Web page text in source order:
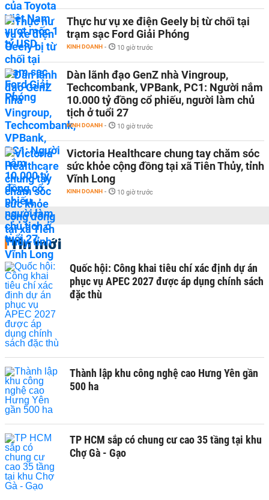
Thực hư vụ xe điện Geely bị từ chối tại
trạm sạc Ford Giải Phóng
KINH DOANH - 10 giờ trước
Dàn lãnh đạo GenZ nhà Vingroup,
Techcombank, VPBank, PC1: Người nắm
10.000 tỷ đồng cổ phiếu, người làm chủ
tịch ở tuổi 27
KINH DOANH - 10 giờ trước
Victoria Healthcare chung tay chăm sóc
sức khỏe cộng đồng tại xã Tiên Thủy, tỉnh
Vĩnh Long
KINH DOANH - 10 giờ trước
Tin mới
Quốc hội: Công khai tiêu chí xác định dự án
phục vụ APEC 2027 được áp dụng chính sách
đặc thù
Thành lập khu công nghệ cao Hưng Yên gần
500 ha
TP HCM sắp có chung cư cao 35 tầng tại khu
Chợ Gà - Gạo